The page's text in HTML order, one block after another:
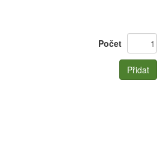
Počet
Přidat